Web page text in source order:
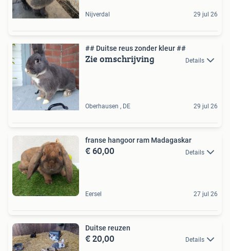
Nijverdal 29 jul 26
## Duitse reus zonder kleur ##
Zie omschrijving Details
Oberhausen , DE 29 jul 26
franse hangoor ram Madagaskar
€ 60,00 Details
Eersel 27 jul 26
Duitse reuzen
€ 20,00 Details